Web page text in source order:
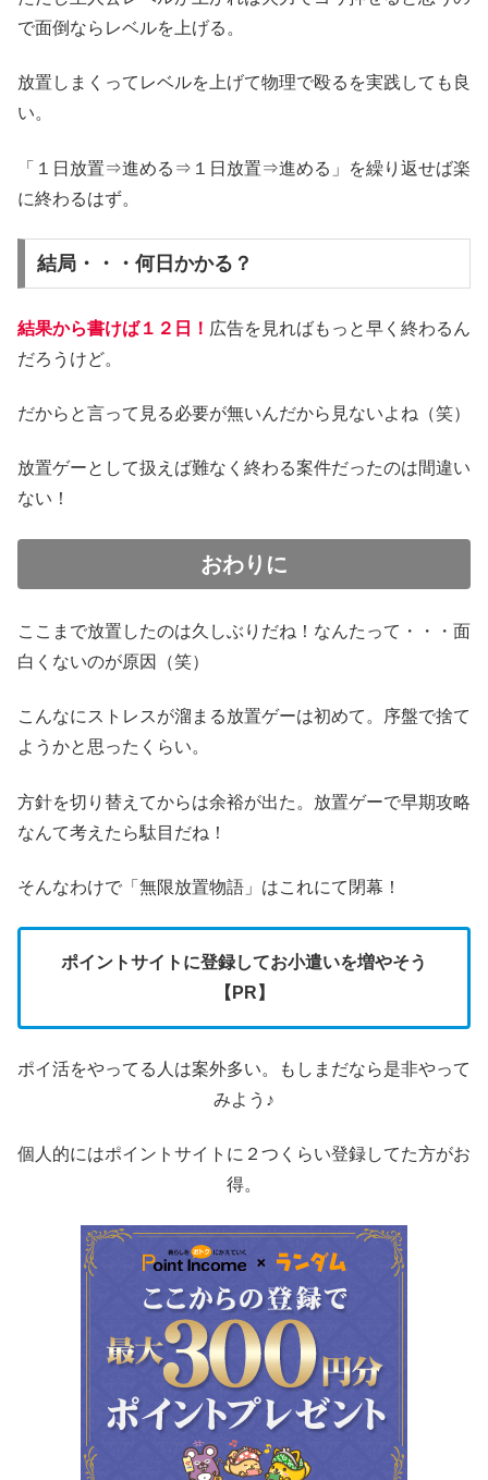
で面倒ならレベルを上げる。
放置しまくってレベルを上げて物理で殴るを実践しても良
い。
「１日放置⇒進める⇒１日放置⇒進める」を繰り返せば楽
に終わるはず。
結局・・・何日かかる？
結果から書けば１２日！ 広告を見ればもっと早く終わるん
だろうけど。
だからと言って見る必要が無いんだから見ないよね（笑）
放置ゲーとして扱えば難なく終わる案件だったのは間違い
ない！
おわりに
ここまで放置したのは久しぶりだね！なんたって・・・面
白くないのが原因（笑）
こんなにストレスが溜まる放置ゲーは初めて。序盤で捨て
ようかと思ったくらい。
方針を切り替えてからは余裕が出た。放置ゲーで早期攻略
なんて考えたら駄目だね！
そんなわけで「無限放置物語」はこれにて閉幕！
ポイントサイトに登録してお小遣いを増やそう
【PR】
ポイ活をやってる人は案外多い。もしまだなら是非やって
みよう♪
個人的にはポイントサイトに２つくらい登録してた方がお
得。